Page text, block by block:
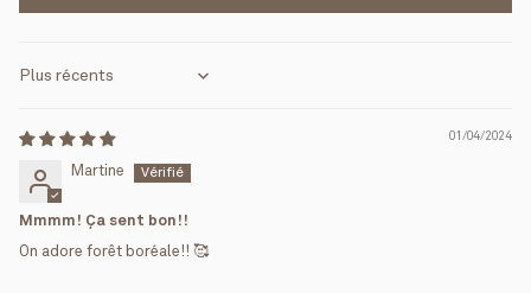
Sort by
01/04/2024
Martine
Mmmm! Ça sent bon!!
On adore forêt boréale!! 🥰